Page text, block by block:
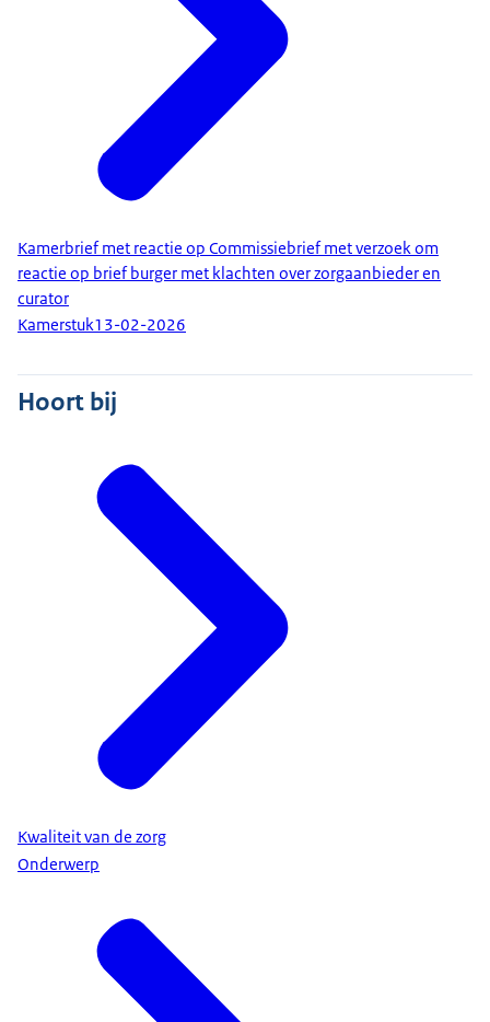
Kamerbrief met reactie op Commissiebrief met verzoek om
reactie op brief burger met klachten over zorgaanbieder en
curator
Kamerstuk13-02-2026
Hoort bij
Kwaliteit van de zorg
Onderwerp